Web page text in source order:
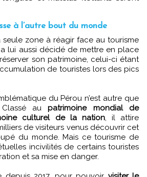
à l’autre bout du monde
a lui aussi décidé de mettre en place
son patrimoine, celui-ci étant
de touristes lors des pics
du Pérou n’est autre que
aupatrimoine mondial de
culturel de la nation, il attire
de visiteurs venus découvrir cet
du monde. Mais ce tourisme de
incivilités de certains touristes
et sa mise en danger.